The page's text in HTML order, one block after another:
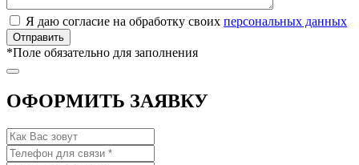
Я даю согласие на обработку своих персональных данных
*Поле обязательно для заполнения
ОФОРМИТЬ ЗАЯВКУ